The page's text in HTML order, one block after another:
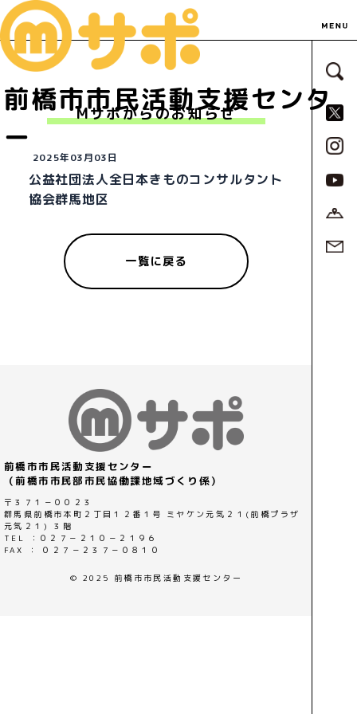
前橋市市民活動支援センタ
ー
サ
Mサポからのお知らせ
2025年03月03日
公益社団法人全日本きものコンサルタント
協会群馬地区
一覧に戻る
前橋市市民活動支援センター
（前橋市市民部市民協働課地域づくり係）
〒３７１－００２３
群馬県前橋市本町２丁目１２番１号 ミヤケン元気２１(前橋プラザ
元気２１) ３階
TEL ：０２７－２１０－２１９６
FAX ： ０２７－２３７－０８１０
© 2025 前橋市市民活動支援センター